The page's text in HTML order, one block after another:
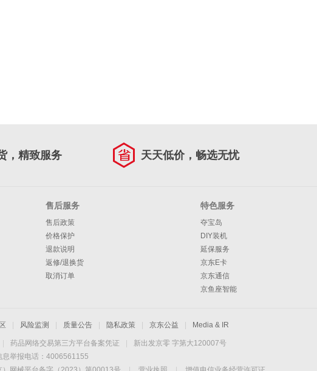
，精致服务 天天低价，畅选无忧
售后服务
售后政策
价格保护
退款说明
返修/退换货
取消订单
特色服务
夺宝岛
DIY装机
延保服务
京东E卡
京东通信
京鱼座智能
风险监测 质量公告 隐私政策 京东公益 Media & IR
药品网络交易第三方平台备案凭证
新出发京零 字第大120007号
息举报电话：4006561155